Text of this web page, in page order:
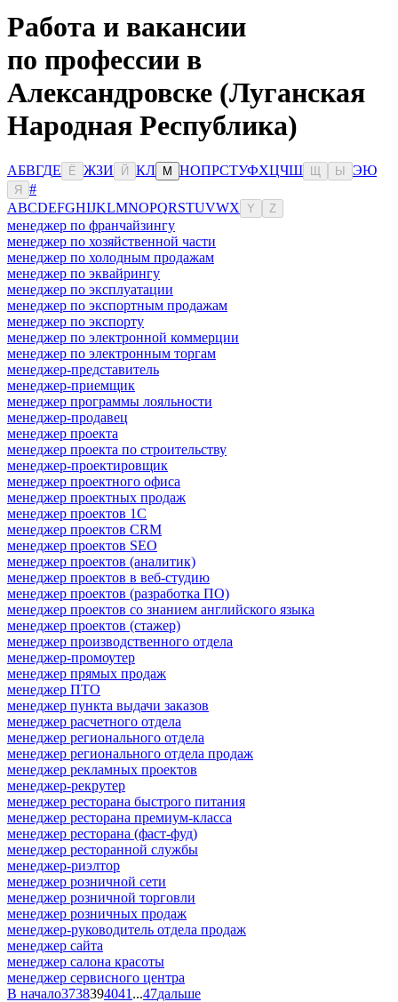
Работа и вакансии
по профессии в
Александровске (Луганская
Народная Республика)
АБВГДЕ Ё ЖЗИ Й КЛ М НОПРСТУФХЦЧШ Ы ЭЮ
Я
#
ABCDEFGHIJKLMNOPQRSTUVWX Y Z
менеджер по франчайзингу
менеджер по хозяйственной части
менеджер по холодным продажам
менеджер по эквайрингу
менеджер по эксплуатации
менеджер по экспортным продажам
менеджер по экспорту
менеджер по электронной коммерции
менеджер по электронным торгам
менеджер-представитель
менеджер-приемщик
менеджер программы лояльности
менеджер-продавец
менеджер проекта
менеджер проекта по строительству
менеджер-проектировщик
менеджер проектного офиса
менеджер проектных продаж
менеджер проектов 1С
менеджер проектов CRM
менеджер проектов SEO
менеджер проектов (аналитик)
менеджер проектов в веб-студию
менеджер проектов (разработка ПО)
менеджер проектов со знанием английского языка
менеджер проектов (стажер)
менеджер производственного отдела
менеджер-промоутер
менеджер прямых продаж
менеджер ПТО
менеджер пункта выдачи заказов
менеджер расчетного отдела
менеджер регионального отдела
менеджер регионального отдела продаж
менеджер рекламных проектов
менеджер-рекрутер
менеджер ресторана быстрого питания
менеджер ресторана премиум-класса
менеджер ресторана (фаст-фуд)
менеджер ресторанной службы
менеджер-риэлтор
менеджер розничной сети
менеджер розничной торговли
менеджер розничных продаж
менеджер-руководитель отдела продаж
менеджер сайта
менеджер салона красоты
менеджер сервисного центра
В начало3738394041 ...47дальше